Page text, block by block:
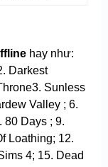
hay như:
Darkest
Sunless
Valley ; 6.
80 Days ; 9.
Loathing; 12.
4; 15. Dead